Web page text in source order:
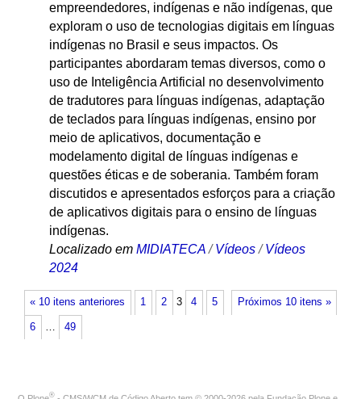
empreendedores, indígenas e não indígenas, que
exploram o uso de tecnologias digitais em línguas
indígenas no Brasil e seus impactos. Os
participantes abordaram temas diversos, como o
uso de Inteligência Artificial no desenvolvimento
de tradutores para línguas indígenas, adaptação
de teclados para línguas indígenas, ensino por
meio de aplicativos, documentação e
modelamento digital de línguas indígenas e
questões éticas e de soberania. Também foram
discutidos e apresentados esforços para a criação
de aplicativos digitais para o ensino de línguas
indígenas.
Localizado em MIDIATECA /Vídeos /Vídeos
2024
« 10 itens anteriores Próximos 10 itens »
1 2 3 4 5
6 … 49
®